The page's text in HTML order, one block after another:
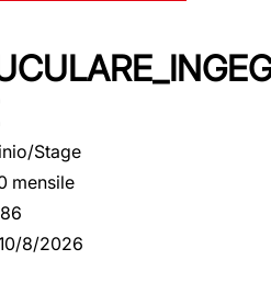
Stage
mensile
8/2026